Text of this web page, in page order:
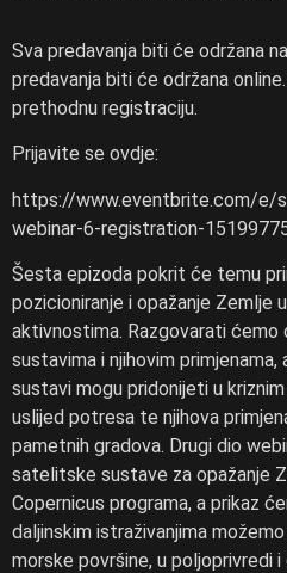
Sva predavanja biti će održana
predavanja biti će održana
prethodnu registraciju.
Prijavite se ovdje:
https://www.eventbrite.com/e/
webinar-6-registration-
Šesta epizoda pokrit će temu
pozicioniranje i opažanje Zemlje
aktivnostima. Razgovarati ćemo
sustavima i njihovim primjenama,
sustavi mogu pridonijeti u
uslijed potresa te njihova
pametnih gradova. Drugi dio
satelitske sustave za opažanje
Copernicus programa, a prikaz
daljinskim istraživanjima
morske površine, u poljoprivredi